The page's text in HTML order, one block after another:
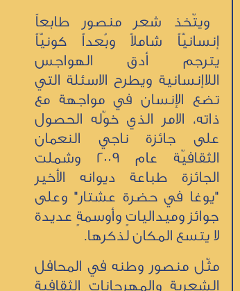
ويتّخذ شعر منصور طابعاً
إنسانيّاً شاملاً وبُعداً كونيّاً
يترجم أدق الهواجس
اللاإنسانية ويطرح الاسئلة التي
تضع الإنسان في مواجهة مع
ذاته، الامر الذي خوّله الحصول
على جائزة ناجي النعمان
الثقافيّة عام 2009 وشملت
الجائزة طباعة ديوانه الأخير
"يوغا في حضرة عشتار" وعلى
جوائز وميدالياتٍ وأوسمةٍ عديدة
لا يتسع المكان لذكرها.
مثّل منصور وطنه في المحافل
الشعرية والمهرجانات الثقافية